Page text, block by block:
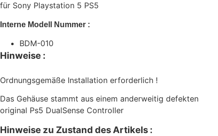
für Sony Playstation 5 PS5
Interne Modell Nummer :
BDM-010
Hinweise :
Ordnungsgemäße Installation erforderlich !
Das Gehäuse stammt aus einem anderweitig defekten
original Ps5 DualSense Controller
Hinweise zu Zustand des Artikels :